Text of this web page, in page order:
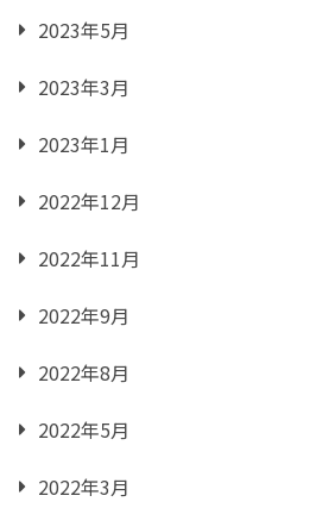
2023年5月
2023年3月
2023年1月
2022年12月
2022年11月
2022年9月
2022年8月
2022年5月
2022年3月